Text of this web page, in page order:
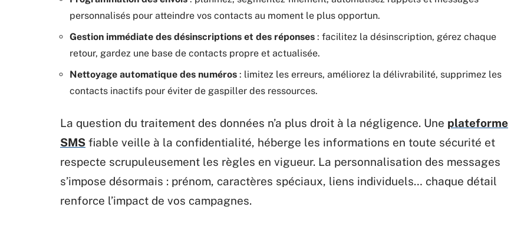
personnalisés pour atteindre vos contacts au moment le plus opportun.
Gestion immédiate des désinscriptions et des réponses : facilitez la désinscription, gérez chaque
retour, gardez une base de contacts propre et actualisée.
Nettoyage automatique des numéros : limitez les erreurs, améliorez la délivrabilité, supprimez les
contacts inactifs pour éviter de gaspiller des ressources.
La question du traitement des données n’a plus droit à la négligence. Une plateforme
SMS fiable veille à la confidentialité, héberge les informations en toute sécurité et
respecte scrupuleusement les règles en vigueur. La personnalisation des messages
s’impose désormais : prénom, caractères spéciaux, liens individuels… chaque détail
renforce l’impact de vos campagnes.